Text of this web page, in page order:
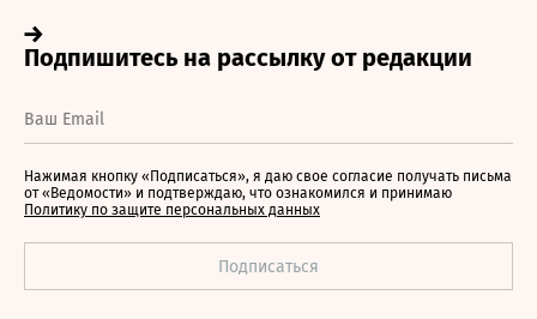
Нажимая кнопку «Подписаться», я даю свое согласие получать письма
от «Ведомости» и подтверждаю, что ознакомился и принимаю
Политику по защите персональных данных